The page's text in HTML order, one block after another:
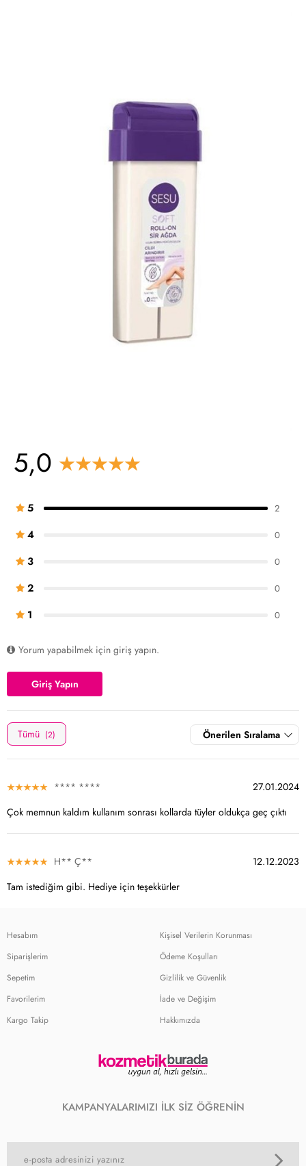
5,0
1 0
2 0
3 0
4 0
5 2
Yorum yapabilmek için giriş yapın.
Giriş Yapın
Tümü (2) Önerilen Sıralama
**** ****
27.01.2024
Çok memnun kaldım kullanım sonrası kollarda tüyler oldukça geç çıktı
H** Ç**
12.12.2023
Tam istediğim gibi. Hediye için teşekkürler
Hesabım
Siparişlerim
Sepetim
Favorilerim
Kargo Takip
Kişisel Verilerin Korunması
Ödeme Koşulları
Gizlilik ve Güvenlik
İade ve Değişim
Hakkımızda
KAMPANYALARIMIZI İLK SİZ ÖĞRENİN